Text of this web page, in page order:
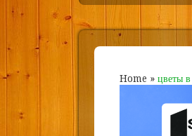
Home »цветы